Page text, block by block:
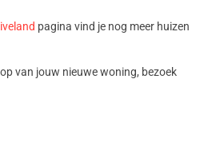
pagina vind je nog meer huizen
van jouw nieuwe woning, bezoek